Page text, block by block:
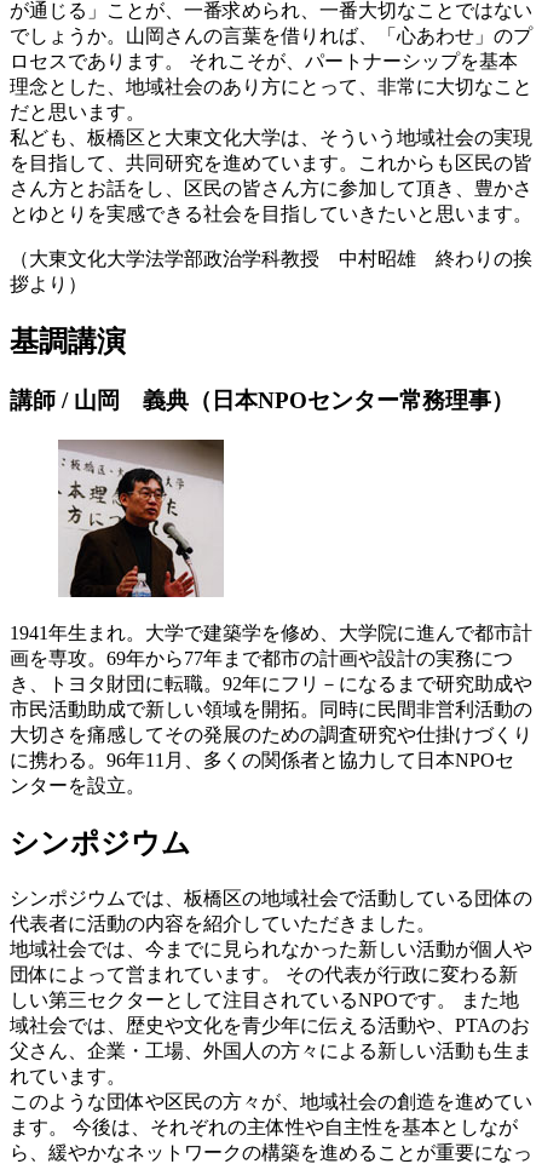
が通じる」ことが、一番求められ、一番大切なことではない
でしょうか。山岡さんの言葉を借りれば、「心あわせ」のプ
ロセスであります。 それこそが、パートナーシップを基本
理念とした、地域社会のあり方にとって、非常に大切なこと
だと思います。
私ども、板橋区と大東文化大学は、そういう地域社会の実現
を目指して、共同研究を進めています。これからも区民の皆
さん方とお話をし、区民の皆さん方に参加して頂き、豊かさ
とゆとりを実感できる社会を目指していきたいと思います。
（大東文化大学法学部政治学科教授 中村昭雄 終わりの挨
拶より）
基調講演
講師 / 山岡 義典（日本NPOセンター常務理事）
1941年生まれ。大学で建築学を修め、大学院に進んで都市計
画を専攻。69年から77年まで都市の計画や設計の実務につ
き、トヨタ財団に転職。92年にフリ－になるまで研究助成や
市民活動助成で新しい領域を開拓。同時に民間非営利活動の
大切さを痛感してその発展のための調査研究や仕掛けづくり
に携わる。96年11月、多くの関係者と協力して日本NPOセ
ンターを設立。
シンポジウム
シンポジウムでは、板橋区の地域社会で活動している団体の
代表者に活動の内容を紹介していただきました。
地域社会では、今までに見られなかった新しい活動が個人や
団体によって営まれています。 その代表が行政に変わる新
しい第三セクターとして注目されているNPOです。 また地
域社会では、歴史や文化を青少年に伝える活動や、PTAのお
父さん、企業・工場、外国人の方々による新しい活動も生ま
れています。
このような団体や区民の方々が、地域社会の創造を進めてい
ます。 今後は、それぞれの主体性や自主性を基本としなが
ら、緩やかなネットワークの構築を進めることが重要になっ